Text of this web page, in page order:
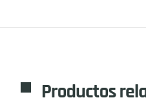
Productos